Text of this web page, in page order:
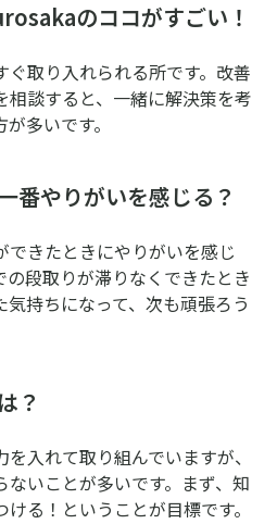
のココがすごい！
ぐ取り入れられる所です。改善
相談すると、一緒に解決策を考
多いです。
番やりがいを感じる？
できたときにやりがいを感じ
の段取りが滞りなくできたとき
気持ちになって、次も頑張ろう
？
入れて取り組んでいますが、
ないことが多いです。まず、知
る！ということが目標です。